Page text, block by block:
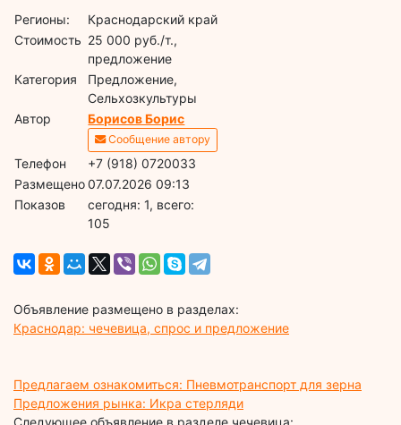
Регионы:
Краснодарский край
Стоимость 25 000 руб./т.,
предложение
Категория
Предложение,
Сельхозкультуры
Автор
Борисов Борис
Сообщение автору
Телефон
+7 (918) 0720033
Размещено07.07.2026 09:13
Показов
cегодня: 1, всего:
105
Объявление размещено в разделах:
Краснодар: чечевица, спрос и предложение
Предлагаем ознакомиться: Пневмотранспорт для зерна
Предложения рынка: Икра стерляди
Следующее объявление в разделе чечевица: